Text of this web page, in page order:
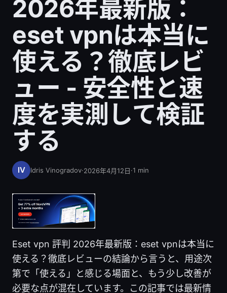
2026年最新版：
eset vpnは本当に
使える？徹底レビ
ュー - 安全性と速
度を実測して検証
する
Idris Vinogradov·2026年4月12日·1 min
Eset vpn 評判 2026年最新版：eset vpnは本当に
使える？徹底レビューの結論から言うと、用途次
第で「使える」と感じる場面と、もう少し改善が
必要な点が混在しています。この記事では最新情